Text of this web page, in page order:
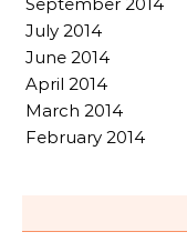
September 2014
July 2014
June 2014
April 2014
March 2014
February 2014